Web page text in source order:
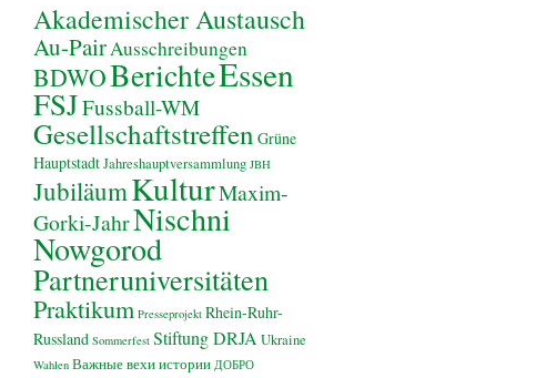
Akademischer Austausch
Au-PairAusschreibungen
BDWOBerichteEssen
FSJFussball-WM
Gesellschaftstreffen Grüne
HauptstadtJahreshauptversammlung JBH
JubiläumKulturMaxim-
Gorki-JahrNischni
Nowgorod
Partneruniversitäten
Praktikum Presseprojekt Rhein-Ruhr-
Russland Sommerfest Stiftung DRJA Ukraine
Wahlen Важные вехи истории ДОБРО